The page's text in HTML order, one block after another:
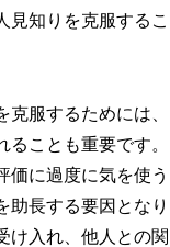
見知りを克服するこ
克服するためには、
ることも重要です。
価に過度に気を使う
助長する要因となり
け入れ、他人との関